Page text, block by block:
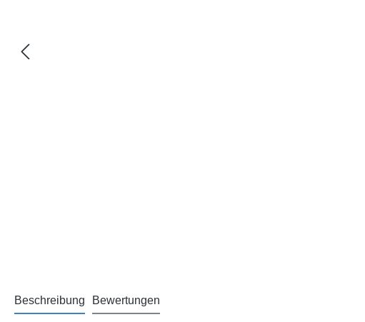
Beschreibung Bewertungen